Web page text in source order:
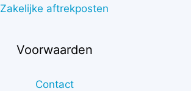
Zakelijke aftrekposten
Voorwaarden
Contact